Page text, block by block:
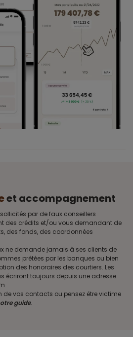
et accompagnement
par de faux conseillers
des crédits et/ou vous demandant de
des fonds, des coordonnées
ne demande jamais à ses clients de
prêtées par les banques ou bien
des honoraires des courtiers. Les
écriront toujours depuis une adresse
de vos contacts ou pensez être victime
guide.